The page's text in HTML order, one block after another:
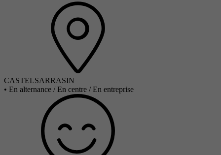
CASTELSARRASIN
• En alternance / En centre / En entreprise